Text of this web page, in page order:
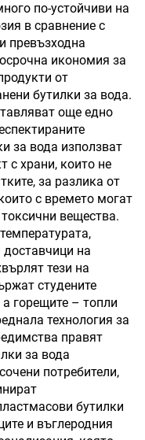
по-устойчиви на
в сравнение с
превъзходна
икономия за
от
бутилки за вода.
още едно
за вода използват
с храни, които не
за разлика от
с времето могат
вещества.
на
тези на
студените
горещите – топли
технология за
правят
за вода
потребители,
бутилки
и въглеродния